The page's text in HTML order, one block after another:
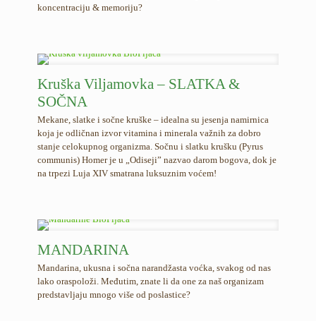
koncentraciju & memoriju?
Kruška Viljamovka – SLATKA &
SOČNA
Mekane, slatke i sočne kruške – idealna su jesenja namirnica
koja je odličnan izvor vitamina i minerala važnih za dobro
stanje celokupnog organizma. Sočnu i slatku krušku (Pyrus
communis) Homer je u „Odiseji” nazvao darom bogova, dok je
na trpezi Luja XIV smatrana luksuznim voćem!
MANDARINA
Mandarina, ukusna i sočna narandžasta voćka, svakog od nas
lako oraspoloži. Međutim, znate li da one za naš organizam
predstavljaju mnogo više od poslastice?